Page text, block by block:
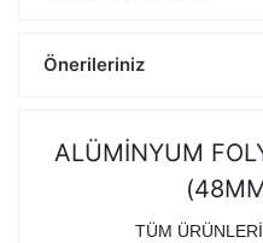
Önerileriniz
ALÜMİNYUM
TÜM